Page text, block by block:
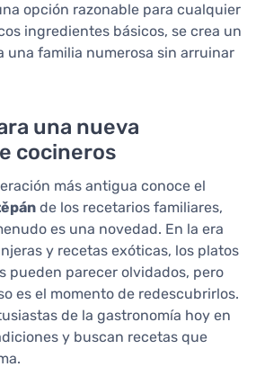
opción razonable para cualquier
ingredientes básicos, se crea un
una familia numerosa sin arruinar
una nueva
cocineros
más antigua conoce el
de los recetarios familiares,
es una novedad. En la era
y recetas exóticas, los platos
pueden parecer olvidados, pero
es el momento de redescubrirlos.
de la gastronomía hoy en
y buscan recetas que